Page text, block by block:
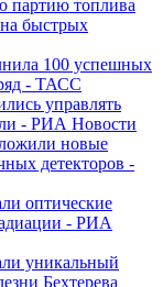
партию топлива
на быстрых
100 успешных
- ТАСС
управлять
- РИА Новости
новые
детекторов -
оптические
- РИА
уникальный
Бехтерева